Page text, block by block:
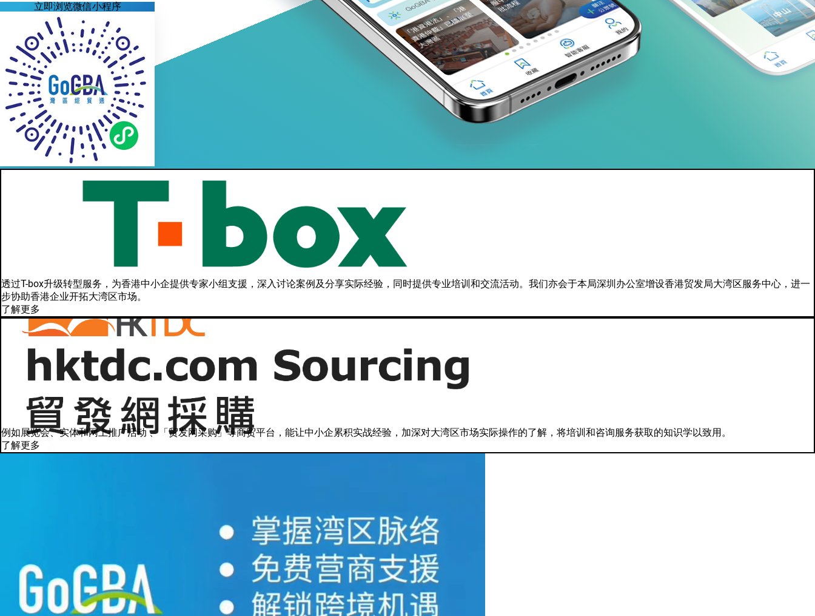
立即浏览微信小程序
透过T-box升级转型服务，为香港中小企提供专家小组支援，深入讨论案例及分享实际经验，同时提供专业培训和交流活动。我们亦会于本局深圳办公室增设香港贸发局大湾区服务中心，进一
步协助香港企业开拓大湾区市场。
了解更多
例如展览会、实体和网上推广活动 、「贸发网采购」等商贸平台，能让中小企累积实战经验，加深对大湾区市场实际操作的了解，将培训和咨询服务获取的知识学以致用。
了解更多